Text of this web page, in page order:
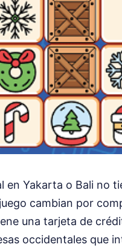
en Yakarta o Bali no
cambian por
una tarjeta de
occidentales que